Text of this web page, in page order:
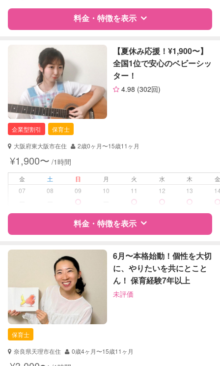
対応可否は個別に相談
音楽レッスン
スポーツレッスン
絵・工作レッスン
その他
定期予約 可能
お子様の撮影
（定期特典）
料金・特徴を表示
料金 レビュー
サポートの特徴
資格
自治体届出済ベビーシッター
看護師
保健師
対応可能/特徴
送迎サポート
子育て経験
病児、病後児、ともに不可
対応可否は個別に相談
お引き受けしていません
お子様の撮影
（定期特典）
対応不可
【夏休み応援！¥1,900〜】
全国1位で安心のベビーシッ
ター！
4.98 (302回)
企業型割引
保育士
大阪府東大阪市在住
2歳0ヶ月〜15歳11ヶ月
¥1,900〜 /1時間
金 土 日 月 火 水 木
07
08 09 10 11 12 13
料金・特徴を表示
特徴 料金 レビュー
サポートの特徴
資格
企業型割引対象(旧内閣府補助対象)
自治体届出済ベビーシッター
保育士
6月〜本格始動！個性を大切
に、やりたいを共にとこと
ん！ 保育経験7年以上
未評価
保育士
奈良県天理市在住
0歳4ヶ月〜15歳11ヶ月